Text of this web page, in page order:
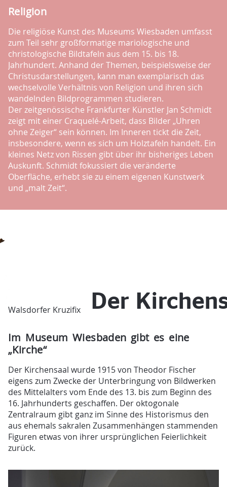
Religion
Die religiöse Kunst des Museums Wiesbaden umfasst
zum Teil sehr großformatige mariologische und
christologische Bildtafeln aus dem 15. bis 18.
Jahrhundert. Anhand der Themen, beispielsweise der
Christusdarstellungen, kann man exemplarisch das
wechselvolle Verhältnis von Religion und ihren sich
wandelnden Bildprogrammen studieren.
Der zeitgenössische Frankfurter Künstler Jan Schmidt
zeigt mit einer Craquelé-Arbeit, dass Bilder „Uhren
ohne Zeiger“ sein können. Im Inneren tickt die Zeit,
insbesondere, wenn es sich um Holztafeln handelt. Ein
kleines Netz von Rissen gibt über ihr bisheriges Leben
Auskunft. Schmidt fokussiert die veränderte
Oberfläche, erhebt sie zu einem eigenen Kunstwerk
und „malt Zeit“.
Der
Walsdorfer Kruzifix
Im Museum Wiesbaden gibt es eine
„Kirche“
Der Kirchensaal wurde 1915 von Theodor Fischer
eigens zum Zwecke der Unterbringung von Bildwerken
des Mittelalters vom Ende des 13. bis zum Beginn des
16. Jahrhunderts geschaffen. Der oktogonale
Zentralraum gibt ganz im Sinne des Historismus den
aus ehemals sakralen Zusammenhängen stammenden
Figuren etwas von ihrer ursprünglichen Feierlichkeit
zurück.